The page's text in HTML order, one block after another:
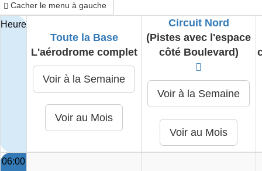
Heure
Toute la Base
L'aérodrome complet
Circuit Nord
(Pistes avec l'espace
côté Boulevard)
Cacher le menu à gauche
06:00